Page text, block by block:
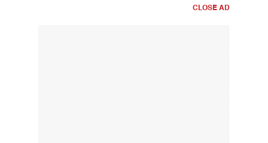
CLOSE AD